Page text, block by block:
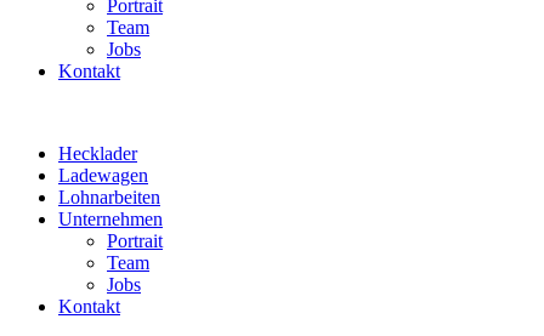
Portrait
Team
Jobs
Kontakt
Hecklader
Ladewagen
Lohnarbeiten
Unternehmen
Portrait
Team
Jobs
Kontakt